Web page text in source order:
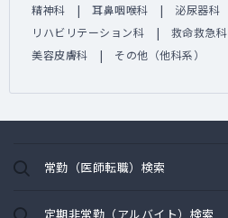
精神科
耳鼻咽喉科 泌尿器科
リハビリテーション科
救命救急科
美容皮膚科
その他（他科系）
常勤（医師転職）検索
定期非常勤（アルバイト）検索